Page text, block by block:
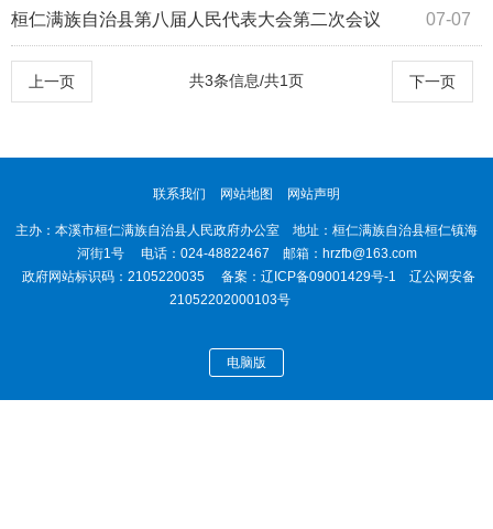
《关于整顿无牌照、无驾驶证电动车的建议》... 07-07
桓仁满族自治县第八届人民代表大会第二次会议
《关于加强对秸秆焚烧管理的建议》（29号）答复
上一页 下一页
共3条信息/共1页
联系我们 网站地图 网站声明
主办：本溪市桓仁满族自治县人民政府办公室 地址：桓仁满族自治县桓仁镇海
河街1号 电话：024-48822467 邮箱：hrzfb@163.com
政府网站标识码：2105220035 备案： 辽ICP备09001429号-1
辽公网安备
21052202000103号
电脑版